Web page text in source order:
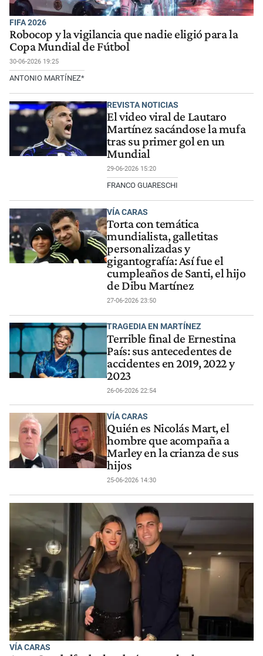
FIFA 2026
Robocop y la vigilancia que nadie eligió para la
Copa Mundial de Fútbol
30-06-2026 19:25
ANTONIO MARTÍNEZ*
REVISTA NOTICIAS
El video viral de Lautaro
Martínez sacándose la mufa
tras su primer gol en un
Mundial
29-06-2026 15:20
FRANCO GUARESCHI
VÍA CARAS
Torta con temática
mundialista, galletitas
personalizadas y
gigantografía: Así fue el
cumpleaños de Santi, el hijo
de Dibu Martínez
27-06-2026 23:50
TRAGEDIA EN MARTÍNEZ
Terrible final de Ernestina
País: sus antecedentes de
accidentes en 2019, 2022 y
2023
26-06-2026 22:54
VÍA CARAS
Quién es Nicolás Mart, el
hombre que acompaña a
Marley en la crianza de sus
hijos
25-06-2026 14:30
VÍA CARAS